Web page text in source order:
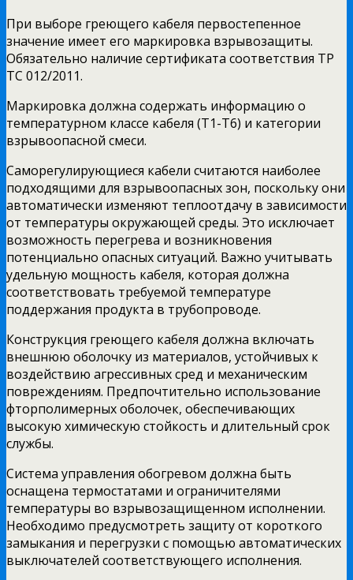
При выборе греющего кабеля первостепенное
значение имеет его маркировка взрывозащиты.
Обязательно наличие сертификата соответствия ТР
ТС 012/2011.
Маркировка должна содержать информацию о
температурном классе кабеля (Т1-Т6) и категории
взрывоопасной смеси.
Саморегулирующиеся кабели считаются наиболее
подходящими для взрывоопасных зон, поскольку они
автоматически изменяют теплоотдачу в зависимости
от температуры окружающей среды. Это исключает
возможность перегрева и возникновения
потенциально опасных ситуаций. Важно учитывать
удельную мощность кабеля, которая должна
соответствовать требуемой температуре
поддержания продукта в трубопроводе.
Конструкция греющего кабеля должна включать
внешнюю оболочку из материалов, устойчивых к
воздействию агрессивных сред и механическим
повреждениям. Предпочтительно использование
фторполимерных оболочек, обеспечивающих
высокую химическую стойкость и длительный срок
службы.
Система управления обогревом должна быть
оснащена термостатами и ограничителями
температуры во взрывозащищенном исполнении.
Необходимо предусмотреть защиту от короткого
замыкания и перегрузки с помощью автоматических
выключателей соответствующего исполнения.